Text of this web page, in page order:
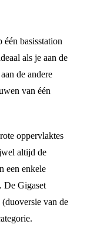
één basisstation
als je aan de
de andere
van één
oppervlaktes
altijd de
een enkele
De Gigaset
van de